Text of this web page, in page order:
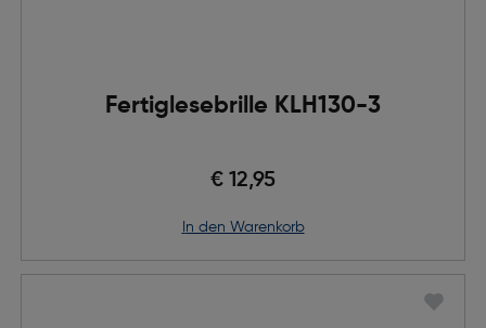
Fertiglesebrille KLH130-3
€ 12,95
in den Warenkorb